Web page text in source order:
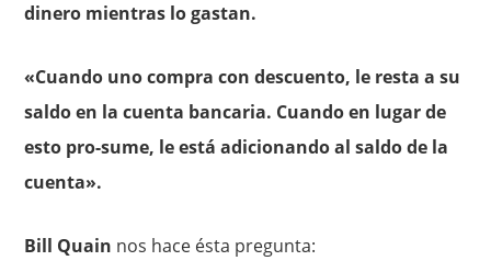
dinero mientras lo gastan.
«Cuando uno compra con descuento, le resta a su
saldo en la cuenta bancaria. Cuando en lugar de
esto pro-sume, le está adicionando al saldo de la
cuenta».
Bill Quain nos hace ésta pregunta: